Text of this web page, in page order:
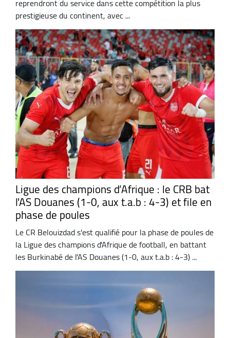
prestigieuse du continent, avec ...
Ligue des champions d’Afrique : le CRB bat
l'AS Douanes (1-0, aux t.a.b : 4-3) et file en
phase de poules
Le CR Belouizdad s'est qualifié pour la phase de poules de
la Ligue des champions d'Afrique de football, en battant
les Burkinabé de l'AS Douanes (1-0, aux t.a.b : 4-3) ...